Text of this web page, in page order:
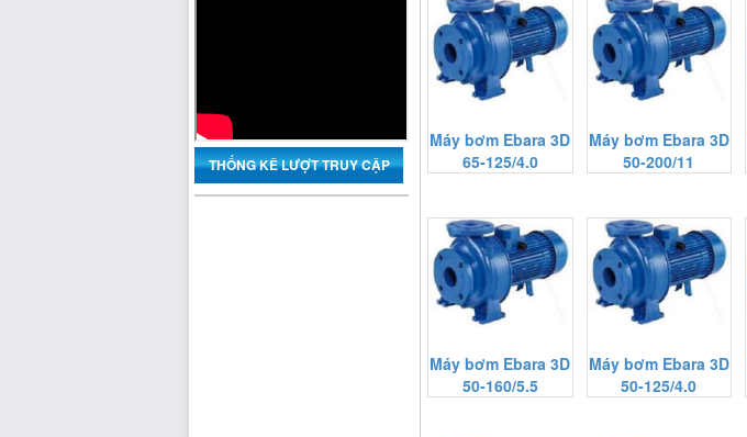
THỐNG KÊ LƯỢT TRUY CẬP
Máy bơm Ebara 3D
65-125/4.0
Máy bơm Ebara 3D
50-200/11
Máy bơm Ebara 3D
50-160/5.5
Máy bơm Ebara 3D
50-125/4.0